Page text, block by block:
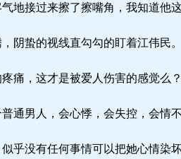
地接过来擦了擦嘴角，我知道他
阴蛰的视线直勾勾的盯着江伟民。
痛，这才是被爱人伤害的感觉么
通男人，会心悸，会失控，会情不
乎没有任何事情可以把她心情染